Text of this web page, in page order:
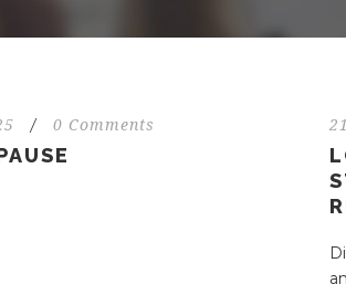
/ 0 Comments